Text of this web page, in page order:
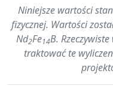
Niniejsze wartości
fizycznej. Wartości
Nd2Fe14B.
traktować te